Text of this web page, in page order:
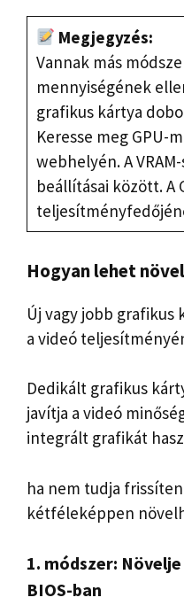
Megjegyzés:
Vannak más
mennyiségének
grafikus kártya
Keresse meg GPU-
webhelyén. A
beállításai között. A
Hogyan lehet
Új vagy jobb grafikus
a videó
Dedikált grafikus
javítja a videó
integrált grafikát
ha nem tudja
kétféleképpen
1. módszer:
BIOS-ban